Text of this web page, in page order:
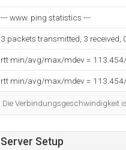
--- www. ping statistics ---
3 packets transmitted, 3 received,
rtt min/avg/max/mdev =
rtt min/avg/max/mdev =
Die Verbindungsgeschwindigkeit
Server Setup